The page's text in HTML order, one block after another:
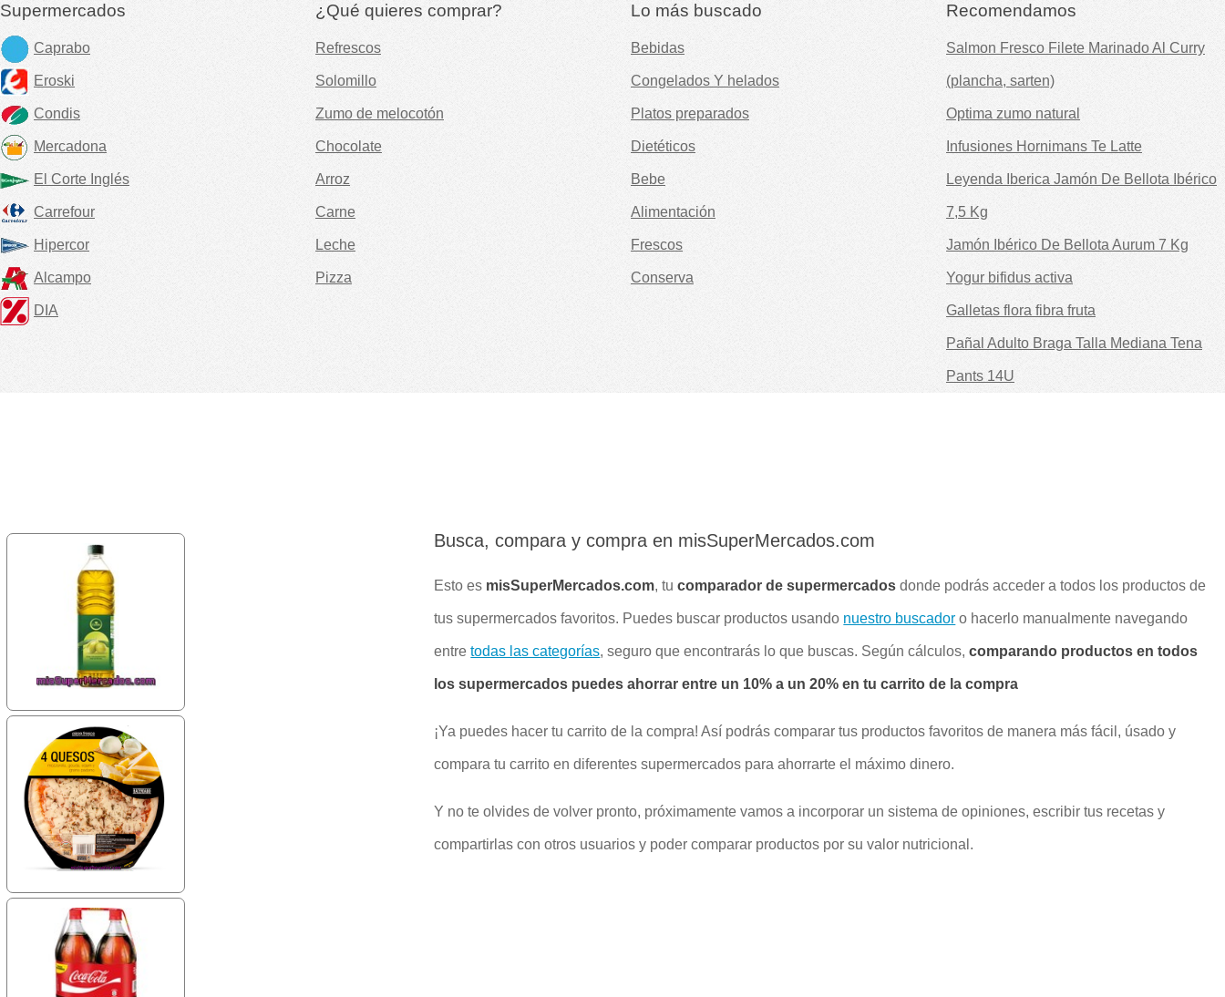
Supermercados
Caprabo
Eroski
Condis
Mercadona
El Corte Inglés
Carrefour
Hipercor
Alcampo
DIA
¿Qué quieres comprar?
Refrescos
Solomillo
Zumo de melocotón
Chocolate
Arroz
Carne
Leche
Pizza
Lo más buscado
Bebidas
Congelados Y helados
Platos preparados
Dietéticos
Bebe
Alimentación
Frescos
Conserva
Recomendamos
Salmon Fresco Filete Marinado Al Curry
(plancha, sarten)
Optima zumo natural
Infusiones Hornimans Te Latte
Leyenda Iberica Jamón De Bellota Ibérico
7,5 Kg
Jamón Ibérico De Bellota Aurum 7 Kg
Yogur bifidus activa
Galletas flora fibra fruta
Pañal Adulto Braga Talla Mediana Tena
Pants 14U
Busca, compara y compra en misSuperMercados.com
Esto es misSuperMercados.com, tucomparador de supermercados donde podrás acceder a todos los productos de
tus supermercados favoritos. Puedes buscar productos usando nuestro buscador o hacerlo manualmente navegando
entretodas las categorías, seguro que encontrarás lo que buscas. Según cálculos,comparando productos en todos
los supermercados puedes ahorrar entre un 10% a un 20% en tu carrito de la compra
¡Ya puedes hacer tu carrito de la compra! Así podrás comparar tus productos favoritos de manera más fácil, úsado y
compara tu carrito en diferentes supermercados para ahorrarte el máximo dinero.
Y no te olvides de volver pronto, próximamente vamos a incorporar un sistema de opiniones, escribir tus recetas y
compartirlas con otros usuarios y poder comparar productos por su valor nutricional.